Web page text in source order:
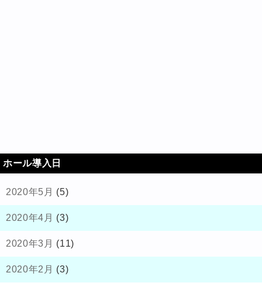
ホール導入日
2020年5月 (5)
2020年4月 (3)
2020年3月 (11)
2020年2月 (3)